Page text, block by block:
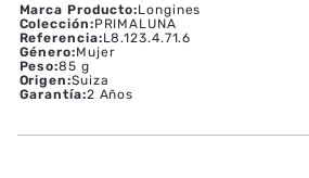
Marca Producto:Longines
Colección:PRIMALUNA
Referencia:L8.123.4.71.6
Género:Mujer
Peso:85 g
Origen:Suiza
Garantía:2 Años